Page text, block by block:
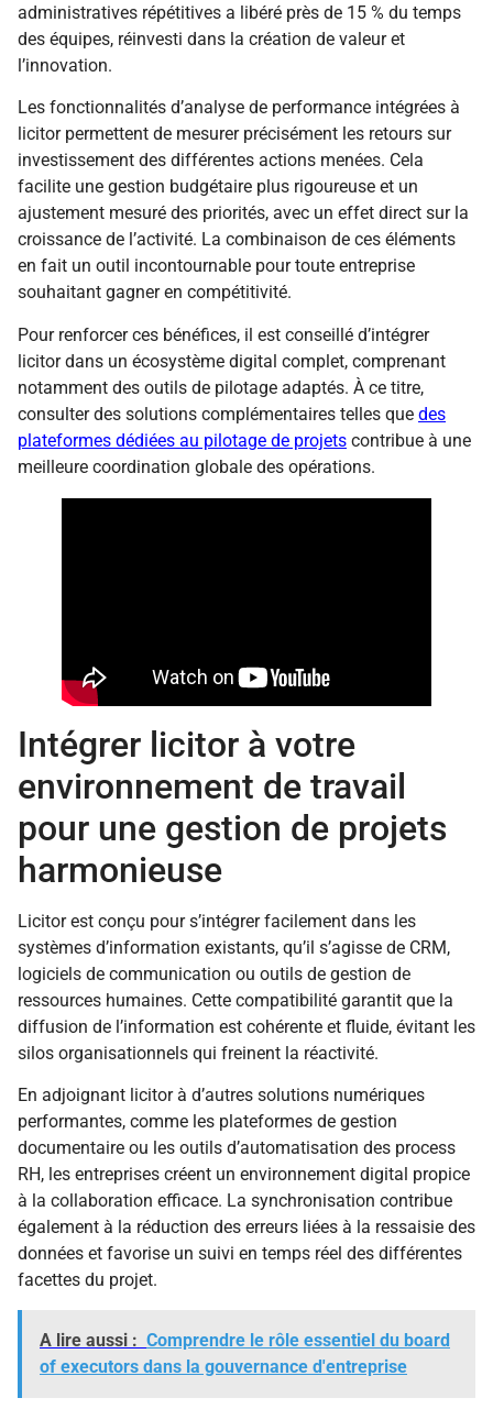
administratives répétitives a libéré près de 15 % du temps
des équipes, réinvesti dans la création de valeur et
l’innovation.
Les fonctionnalités d’analyse de performance intégrées à
licitor permettent de mesurer précisément les retours sur
investissement des différentes actions menées. Cela
facilite une gestion budgétaire plus rigoureuse et un
ajustement mesuré des priorités, avec un effet direct sur la
croissance de l’activité. La combinaison de ces éléments
en fait un outil incontournable pour toute entreprise
souhaitant gagner en compétitivité.
Pour renforcer ces bénéfices, il est conseillé d’intégrer
licitor dans un écosystème digital complet, comprenant
notamment des outils de pilotage adaptés. À ce titre,
consulter des solutions complémentaires telles que des
plateformes dédiées au pilotage de projets contribue à une
meilleure coordination globale des opérations.
Intégrer licitor à votre
environnement de travail
pour une gestion de projets
harmonieuse
Licitor est conçu pour s’intégrer facilement dans les
systèmes d’information existants, qu’il s’agisse de CRM,
logiciels de communication ou outils de gestion de
ressources humaines. Cette compatibilité garantit que la
diffusion de l’information est cohérente et fluide, évitant les
silos organisationnels qui freinent la réactivité.
En adjoignant licitor à d’autres solutions numériques
performantes, comme les plateformes de gestion
documentaire ou les outils d’automatisation des process
RH, les entreprises créent un environnement digital propice
à la collaboration efficace. La synchronisation contribue
également à la réduction des erreurs liées à la ressaisie des
données et favorise un suivi en temps réel des différentes
facettes du projet.
A lire aussi : Comprendre le rôle essentiel du board
of executors dans la gouvernance d'entreprise